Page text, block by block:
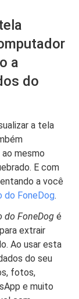
a
do
a tela
mesmo
E com
a você
do FoneDog.
do FoneDog é
extrair
Ao usar esta
do seu
fotos,
e muito